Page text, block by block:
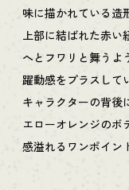
味に描かれている造
上部に結ばれた赤い
へとフワリと舞うよ
躍動感をプラスして
キャラクターの背後
エローオレンジのボ
感溢れるワンポイン